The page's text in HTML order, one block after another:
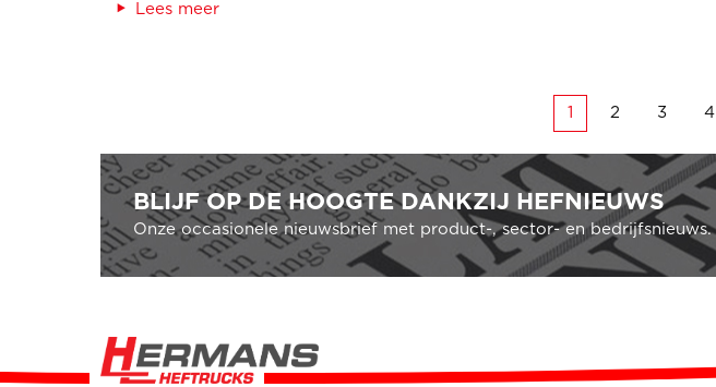
Lees meer
1 2 3 4
BLIJF OP DE HOOGTE DANKZIJ HEFNIEUWS
Onze occasionele nieuwsbrief met product-, sector- en bedrijfsnieuws.